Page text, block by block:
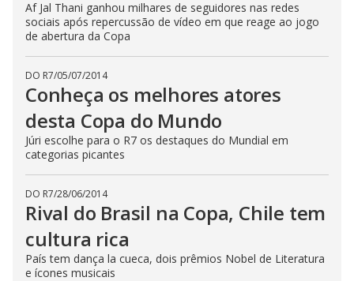
Af Jal Thani ganhou milhares de seguidores nas redes
sociais após repercussão de vídeo em que reage ao jogo
de abertura da Copa
DO R7/05/07/2014
Conheça os melhores atores
desta Copa do Mundo
Júri escolhe para o R7 os destaques do Mundial em
categorias picantes
DO R7/28/06/2014
Rival do Brasil na Copa, Chile tem
cultura rica
País tem dança la cueca, dois prêmios Nobel de Literatura
e ícones musicais